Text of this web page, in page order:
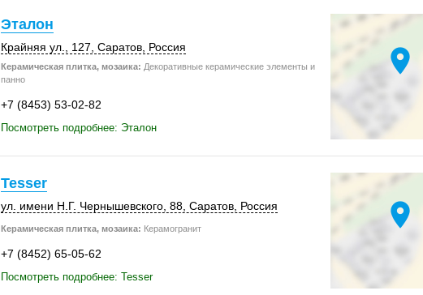
Эталон
Крайняя ул. 127 Саратов, Россия
Керамическая плитка, мозаика: Декоративные керамические элементы и
панно
+7 (8453) 53-02-82
Посмотреть подробнее: Эталон
location_on
Tesser
ул. имени Н.Г. Чернышевского, 88, Саратов, Россия
Керамическая плитка, мозаика: Керамогранит
+7 (8452) 65-05-62
Посмотреть подробнее: Tesser
location_on